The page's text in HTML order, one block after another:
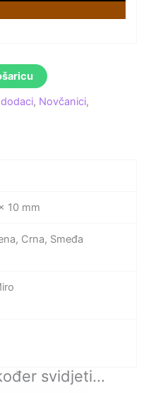
, Novčanici,
10 mm
Crna, Smeđa
svidjeti…